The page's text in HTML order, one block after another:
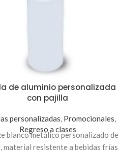
de aluminio personalizada
con pajilla
personalizadas, Promocionales,
Regreso a clases
blanco metálico personalizado de
material resistente a bebidas frías